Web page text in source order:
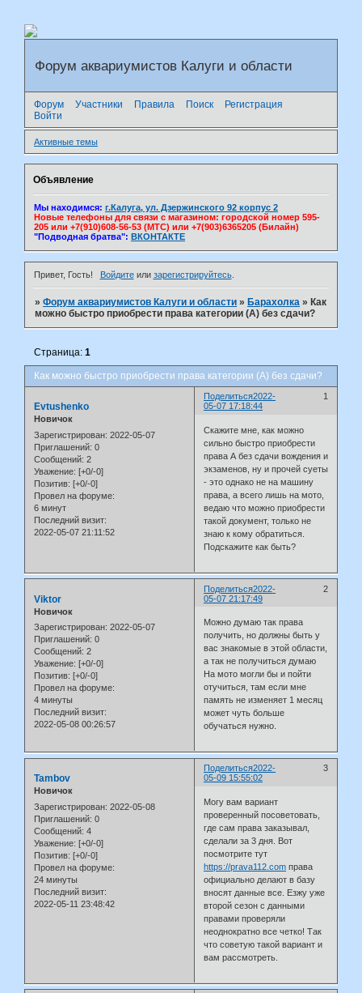
Форум аквариумистов Калуги и области
Форум Участники Правила Поиск
Регистрация
Войти
Активные темы
Объявление
Мы находимся: г.Калуга, ул. Дзержинского 92 корпус 2
Новые телефоны для связи с магазином: городской номер 595-
205 или +7(910)608-56-53 (МТС) или +7(903)6365205 (Билайн)
"Подводная братва": ВКОНТАКТЕ
Привет, Гость! Войдитеили зарегистрируйтесь.
»Форум аквариумистов Калуги и области » Барахолка » Как
можно быстро приобрести права категории (А) без сдачи?
Как можно быстро приобрести права категории (А) без сдачи?
Страница:1
Поделиться 1
2022-
05-07 17:18:44
Evtushenko
Новичок
Зарегистрирован: 2022-05-07
Приглашений: 0
Сообщений: 2
Уважение: [+0/-0]
Позитив: [+0/-0]
Провел на форуме:
6 минут
Последний визит:
2022-05-07 21:11:52
Скажите мне, как можно
сильно быстро приобрести
права А без сдачи вождения и
экзаменов, ну и прочей суеты
- это однако не на машину
права, а всего лишь на мото,
ведаю что можно приобрести
такой документ, только не
знаю к кому обратиться.
Подскажите как быть?
Поделиться 2
2022-
05-07 21:17:49
Viktor
Новичок
Зарегистрирован: 2022-05-07
Приглашений: 0
Сообщений: 2
Уважение: [+0/-0]
Позитив: [+0/-0]
Провел на форуме:
4 минуты
Последний визит:
2022-05-08 00:26:57
Можно думаю так права
получить, но должны быть у
вас знакомые в этой области,
а так не получиться думаю
На мото могли бы и пойти
отучиться, там если мне
память не изменяет 1 месяц
может чуть больше
обучаться нужно.
Поделиться 3
2022-
05-09 15:55:02
Tambov
Новичок
Зарегистрирован: 2022-05-08
Приглашений: 0
Сообщений: 4
Уважение: [+0/-0]
Позитив: [+0/-0]
Провел на форуме:
24 минуты
Последний визит:
2022-05-11 23:48:42
Могу вам вариант
проверенный посоветовать,
где сам права заказывал,
сделали за 3 дня. Вот
посмотрите тут
https://prava112.com права
официально делают в базу
вносят данные все. Езжу уже
второй сезон с данными
правами проверяли
неоднократно все четко! Так
что советую такой вариант и
вам рассмотреть.